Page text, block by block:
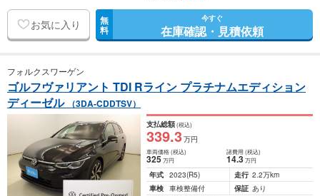
お気に入り 無
料
今すぐ
在庫確認・見積依頼
フォルクスワーゲン
ゴルフヴァリアント TDI Rライン プラチナムエディション
ディーゼル （3DA-CDDTSV）
支払総額(税込)
339.3万円
車両価格(税込)
325万円
諸費用 (税込)
14.3 万円
年式 2023(R5) 走行 2.2万km
車検 車検整備付 保証 あり